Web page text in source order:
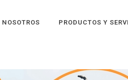
NOSOTROS PRODUCTOS Y